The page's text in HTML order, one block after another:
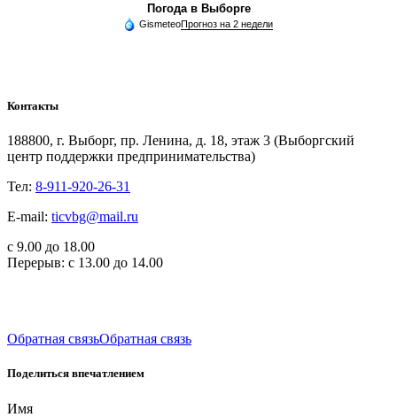
Погода в Выборге
GismeteoПрогноз на 2 недели
Контакты
188800, г. Выборг, пр. Ленина, д. 18, этаж 3 (Выборгский
центр поддержки предпринимательства)
Тел: 8-911-920-26-31
E-mail: ticvbg@mail.ru
с 9.00 до 18.00
Перерыв: с 13.00 до 14.00
Обратная связьОбратная связь
Поделиться впечатлением
Имя